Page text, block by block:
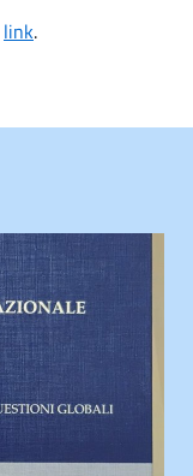
link.